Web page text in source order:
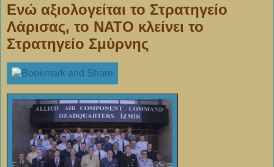
Ενώ αξιολογείται το Στρατηγείο
Λάρισας, το ΝΑΤΟ κλείνει το
Στρατηγείο Σμύρνης